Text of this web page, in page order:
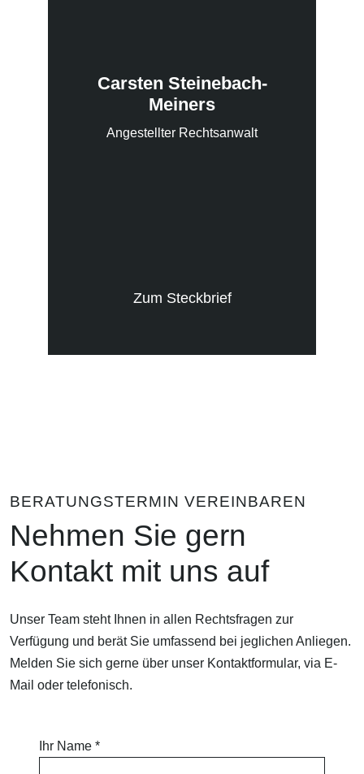
Carsten Steinebach-
Meiners
Angestellter Rechtsanwalt
Zum Steckbrief
BERATUNGSTERMIN VEREINBAREN
Nehmen Sie gern
Kontakt mit uns auf
Unser Team steht Ihnen in allen Rechtsfragen zur
Verfügung und berät Sie umfassend bei jeglichen Anliegen.
Melden Sie sich gerne über unser Kontaktformular, via E-
Mail oder telefonisch.
Ihr Name *